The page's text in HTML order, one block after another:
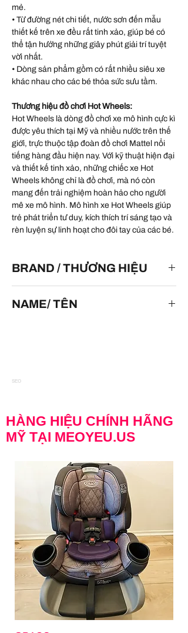
mẻ.
• Từ đường nét chi tiết, nước sơn đến mẫu
thiết kế trên xe đều rất tinh xảo, giúp bé có
thể tận hưởng những giây phút giải trí tuyệt
vời nhất.
• Dòng sản phẩm gồm có rất nhiều siêu xe
khác nhau cho các bé thỏa sức sưu tầm.
Thương hiệu đồ chơi Hot Wheels:
Hot Wheels là dòng đồ chơi xe mô hình cực kì
được yêu thích tại Mỹ và nhiều nước trên thế
giới, trực thuộc tập đoàn đồ chơi Mattel nổi
tiếng hàng đầu hiện nay. Với kỹ thuật hiện đại
và thiết kế tinh xảo, những chiếc xe Hot
Wheels không chỉ là đồ chơi, mà nó còn
mang đến trải nghiệm hoàn hảo cho người
mê xe mô hình. Mô hình xe Hot Wheels giúp
trẻ phát triển tư duy, kích thích trí sáng tạo và
rèn luyện sự linh hoạt cho đôi tay của các bé.
BRAND / THƯƠNG HIỆU
NAME/ TÊN
SEO
HÀNG HIỆU CHÍNH HÃNG
MỸ TẠI MEOYEU.US